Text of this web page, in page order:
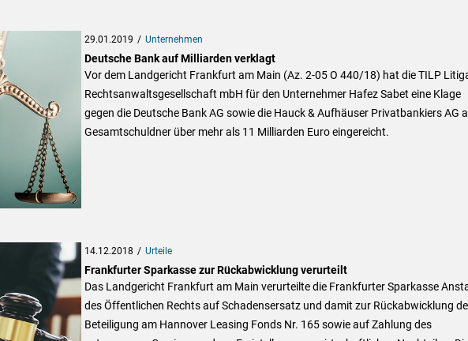
29.01.2019 Unternehmen
Deutsche Bank auf Milliarden verklagt
Vor dem Landgericht Frankfurt am Main (Az. 2-05 O 440/18) hat die TILP
Rechtsanwaltsgesellschaft mbH für den Unternehmer Hafez Sabet eine Klage
gegen die Deutsche Bank AG sowie die Hauck & Aufhäuser Privatbankiers AG
Gesamtschuldner über mehr als 11 Milliarden Euro eingereicht.
14.12.2018 Urteile
Frankfurter Sparkasse zur Rückabwicklung verurteilt
Das Landgericht Frankfurt am Main verurteilte die Frankfurter Sparkasse
des Öffentlichen Rechts auf Schadensersatz und damit zur Rückabwicklung
Beteiligung am Hannover Leasing Fonds Nr. 165 sowie auf Zahlung des